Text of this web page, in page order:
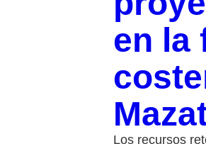
en la
​Los recursos